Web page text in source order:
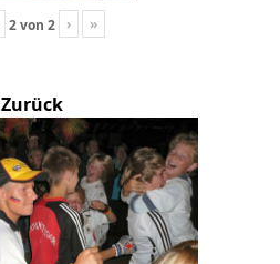
2von 2 › »
Zurück